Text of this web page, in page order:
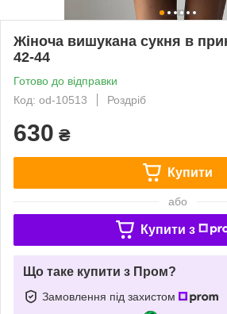
Жіноча вишукана сукня в
42-44
Готово до відправки
Код: od-10513
Роздріб
630 ₴
Купити
або
Купити з
Що таке купити з Пром?
Замовлення під захистом